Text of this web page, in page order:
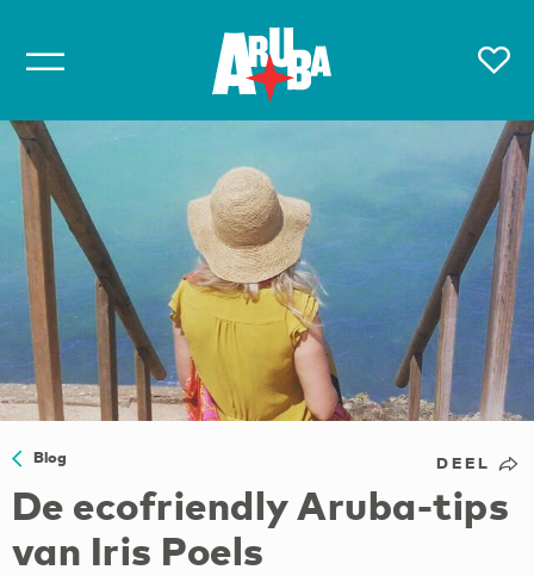
Blog DEEL
De ecofriendly Aruba-tips
van Iris Poels